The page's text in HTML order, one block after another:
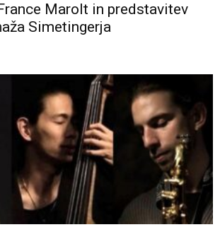
Marolt in predstavitev
Simetingerja